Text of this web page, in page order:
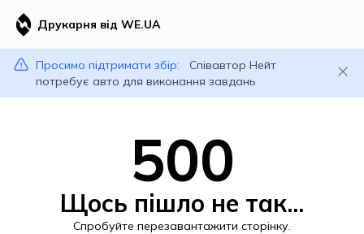
Друкарня від WE.UA
Просимо підтримати збір:
Співавтор Нейт
потребує авто для виконання завдань
500
Щось пішло не так...
Спробуйте перезавантажити сторінку.